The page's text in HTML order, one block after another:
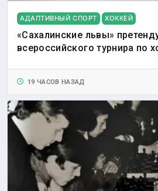
АДАПТИВНЫЙ СПОРТ ХОККЕЙ
«Сахалинские львы»
всероссийского турнира по
19 ЧАСОВ НАЗАД